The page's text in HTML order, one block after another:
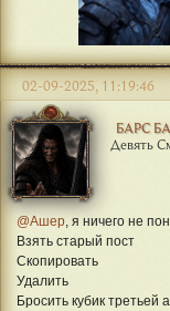
БАРС
Девять
02-09-2025, 11:19:46
@Ашер, я ничего не
Взять старый пост
Скопировать
Удалить
Бросить кубик третьей